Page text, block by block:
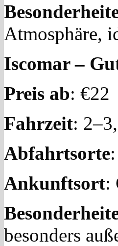
Atmosphäre,
Iscomar –
Preis ab: €22
Fahrzeit:
Abfahrtsorte
Ankunftsort:
besonders